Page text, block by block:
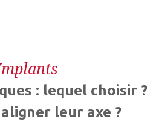
: lequel choisir ?
leur axe ?